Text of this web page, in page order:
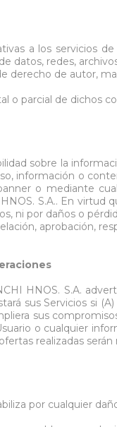
a los servicios
datos, redes,
derecho de autor,
o parcial de dichos
sobre la
información o
o mediante
S.A.. En virtud
ni por daños o
aprobación,
HNOS. S.A.
sus Servicios si
sus
o cualquier
realizadas
por cualquier